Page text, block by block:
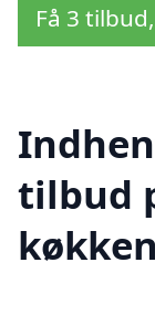
Få 3
tilbud